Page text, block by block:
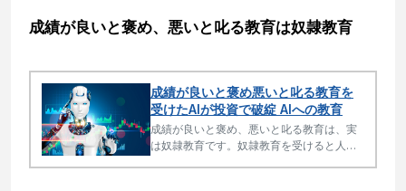
成績が良いと褒め、悪いと叱る教育は奴隷教育
成績が良いと褒め悪いと叱る教育を
受けたAIが投資で破綻 AIへの教育
成績が良いと褒め、悪いと叱る教育は、実
は奴隷教育です。奴隷教育を受けると人も